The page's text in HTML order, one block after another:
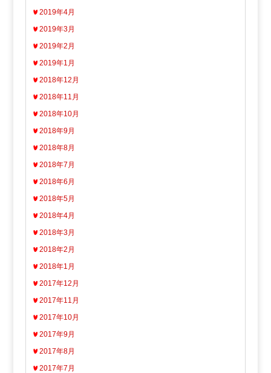
2019年4月
2019年3月
2019年2月
2019年1月
2018年12月
2018年11月
2018年10月
2018年9月
2018年8月
2018年7月
2018年6月
2018年5月
2018年4月
2018年3月
2018年2月
2018年1月
2017年12月
2017年11月
2017年10月
2017年9月
2017年8月
2017年7月